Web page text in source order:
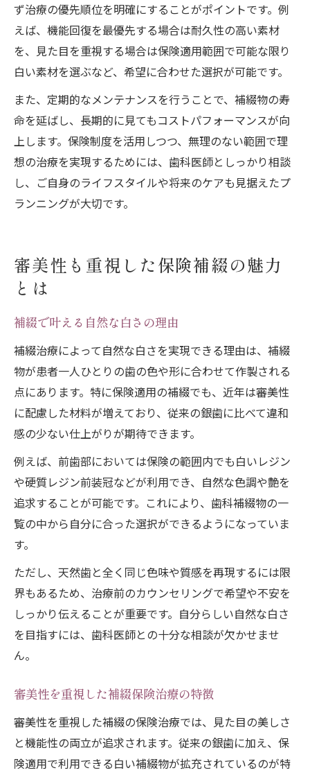
ず治療の優先順位を明確にすることがポイントです。例
えば、機能回復を最優先する場合は耐久性の高い素材
を、見た目を重視する場合は保険適用範囲で可能な限り
白い素材を選ぶなど、希望に合わせた選択が可能です。
また、定期的なメンテナンスを行うことで、補綴物の寿
命を延ばし、長期的に見てもコストパフォーマンスが向
上します。保険制度を活用しつつ、無理のない範囲で理
想の治療を実現するためには、歯科医師としっかり相談
し、ご自身のライフスタイルや将来のケアも見据えたプ
ランニングが大切です。
審美性も重視した保険補綴の魅力
とは
補綴で叶える自然な白さの理由
補綴治療によって自然な白さを実現できる理由は、補綴
物が患者一人ひとりの歯の色や形に合わせて作製される
点にあります。特に保険適用の補綴でも、近年は審美性
に配慮した材料が増えており、従来の銀歯に比べて違和
感の少ない仕上がりが期待できます。
例えば、前歯部においては保険の範囲内でも白いレジン
や硬質レジン前装冠などが利用でき、自然な色調や艶を
追求することが可能です。これにより、歯科補綴物の一
覧の中から自分に合った選択ができるようになっていま
す。
ただし、天然歯と全く同じ色味や質感を再現するには限
界もあるため、治療前のカウンセリングで希望や不安を
しっかり伝えることが重要です。自分らしい自然な白さ
を目指すには、歯科医師との十分な相談が欠かせませ
ん。
審美性を重視した補綴保険治療の特徴
審美性を重視した補綴の保険治療では、見た目の美しさ
と機能性の両立が追求されます。従来の銀歯に加え、保
険適用で利用できる白い補綴物が拡充されているのが特